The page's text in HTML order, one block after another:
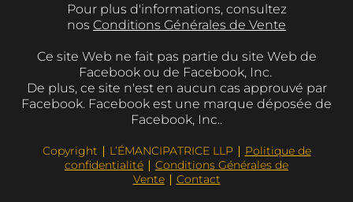
Pour plus d'informations, consultez
nos Conditions Générales de Vente
Ce site Web ne fait pas partie du site Web de
Facebook ou de Facebook, Inc.
De plus, ce site n'est en aucun cas approuvé par
Facebook. Facebook est une marque déposée de
Facebook, Inc..
Copyright ∣ L’ÉMANCIPATRICE LLP ∣ Politique de
confidentialité ∣ Conditions Générales de
Vente∣ Contact